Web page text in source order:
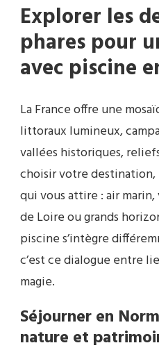
Explorer les
phares pour
avec piscine
La France offre une
littoraux lumineux,
vallées historiques,
choisir votre destination,
qui vous attire : air
de Loire ou grands
piscine s’intègre
c’est ce dialogue entre
magie.
Séjourner en
nature et